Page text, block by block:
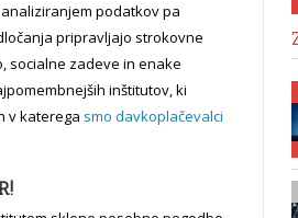
podatkov pa
pripravljajo strokovne
socialne zadeve in enake
inštitutov, ki
v katerega smo davkoplačevalci